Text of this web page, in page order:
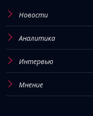
Новости
Аналитика
Интервью
Мнение